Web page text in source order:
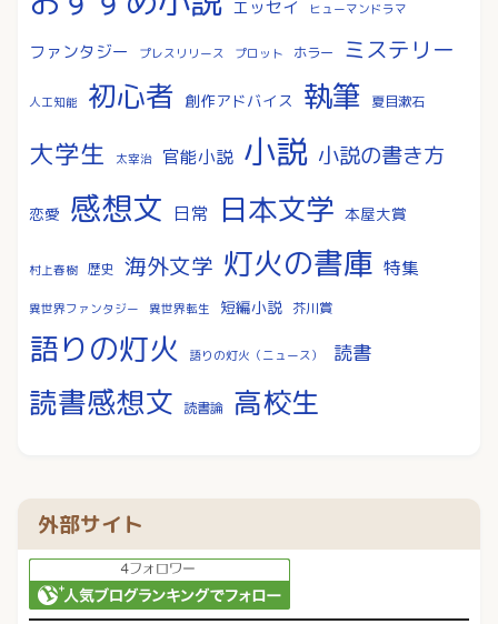
エッセイ ヒューマンドラマ
ファンタジー プレスリリース プロット ホラー ミステリー
人工知能 初心者 創作アドバイス 執筆 夏目漱石
大学生 太宰治 官能小説 小説 小説の書き方
恋愛 感想文 日常 日本文学 本屋大賞
村上春樹 歴史 海外文学 灯火の書庫 特集
異世界ファンタジー 異世界転生 短編小説 芥川賞
語りの灯火 語りの灯火（ニュース） 読書
読書感想文 読書論 高校生
外部サイト